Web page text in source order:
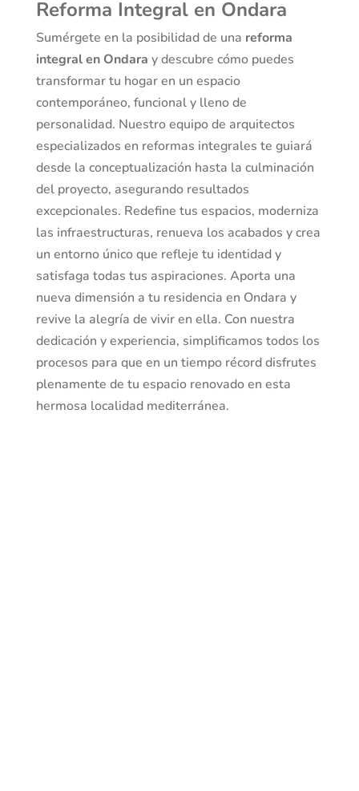
Reforma Integral en Ondara
Sumérgete en la posibilidad de una reforma
integral en Ondara y descubre cómo puedes
transformar tu hogar en un espacio
contemporáneo, funcional y lleno de
personalidad. Nuestro equipo de arquitectos
especializados en reformas integrales te guiará
desde la conceptualización hasta la culminación
del proyecto, asegurando resultados
excepcionales. Redefine tus espacios, moderniza
las infraestructuras, renueva los acabados y crea
un entorno único que refleje tu identidad y
satisfaga todas tus aspiraciones. Aporta una
nueva dimensión a tu residencia en Ondara y
revive la alegría de vivir en ella. Con nuestra
dedicación y experiencia, simplificamos todos los
procesos para que en un tiempo récord disfrutes
plenamente de tu espacio renovado en esta
hermosa localidad mediterránea.